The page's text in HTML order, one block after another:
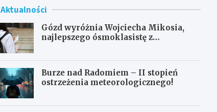
Aktualności
Gózd wyróżnia Wojciecha Mikosia,
najlepszego ósmoklasistę z
Burze nad Radomiem – II stopień
ostrzeżenia meteorologicznego!